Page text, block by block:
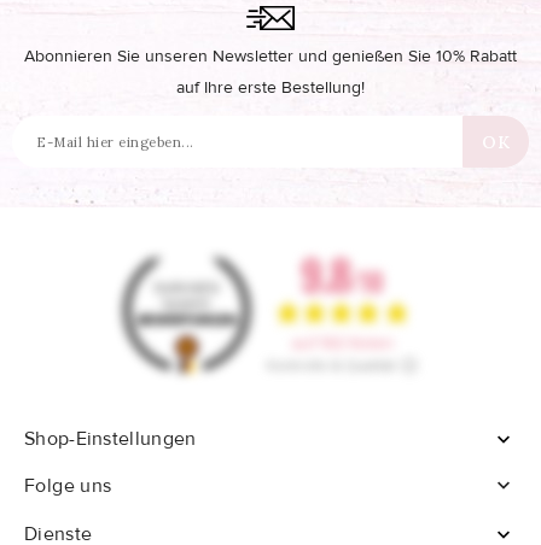
Abonnieren Sie unseren Newsletter und genießen Sie 10% Rabatt
auf Ihre erste Bestellung!
Shop-Einstellungen

Folge uns

Dienste
